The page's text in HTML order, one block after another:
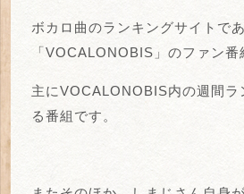
ボカロ曲のランキングサイトであ
「VOCALONOBIS」のファン番
主にVOCALONOBIS内の週間ラ
る番組です。